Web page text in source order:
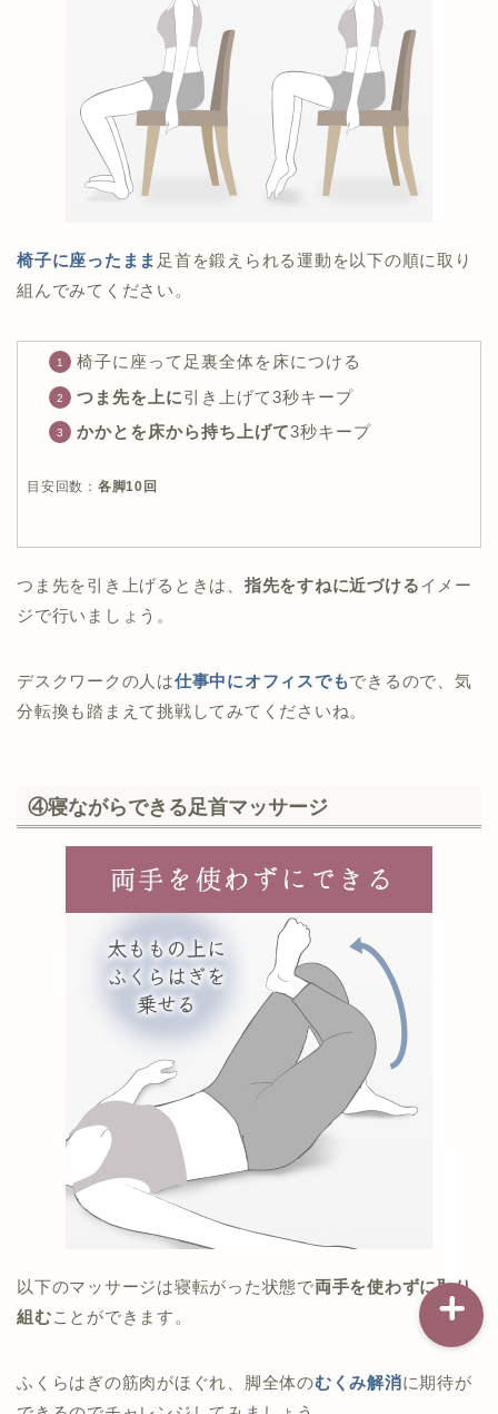
椅子に座ったまま 足首を鍛えられる運動を以下の順に取り
組んでみてください。
椅子に座って足裏全体を床につける
つま先を上に引き上げて3秒キープ
かかとを床から持ち上げて3秒キープ
目安回数： 各脚10回
つま先を引き上げるときは、 指先をすねに近づけるイメー
ジで行いましょう。
デスクワークの人は仕事中にオフィスでもできるので、気
分転換も踏まえて挑戦してみてくださいね。
④寝ながらできる足首マッサージ
以下のマッサージは寝転がった状態で両手を使わずに取り
組むことができます。
ふくらはぎの筋肉がほぐれ、脚全体のむくみ解消に期待が
記事一覧
ダイエット
バストアップ（育乳）
ナイトブラの基礎知識